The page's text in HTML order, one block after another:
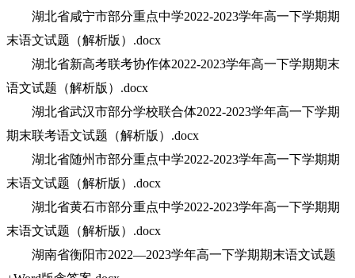
湖北省咸宁市部分重点中学2022-2023学年高一下学期期
末语文试题（解析版）.docx
湖北省新高考联考协作体2022-2023学年高一下学期期末
语文试题（解析版）.docx
湖北省武汉市部分学校联合体2022-2023学年高一下学期
期末联考语文试题（解析版）.docx
湖北省随州市部分重点中学2022-2023学年高一下学期期
末语文试题（解析版）.docx
湖北省黄石市部分重点中学2022-2023学年高一下学期期
末语文试题（解析版）.docx
湖南省衡阳市2022—2023学年高一下学期期末语文试题